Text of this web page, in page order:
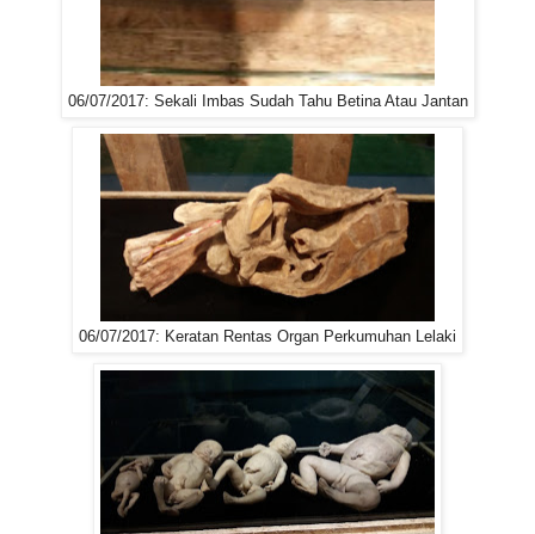
06/07/2017: Sekali Imbas Sudah Tahu Betina Atau Jantan
06/07/2017: Keratan Rentas Organ Perkumuhan Lelaki